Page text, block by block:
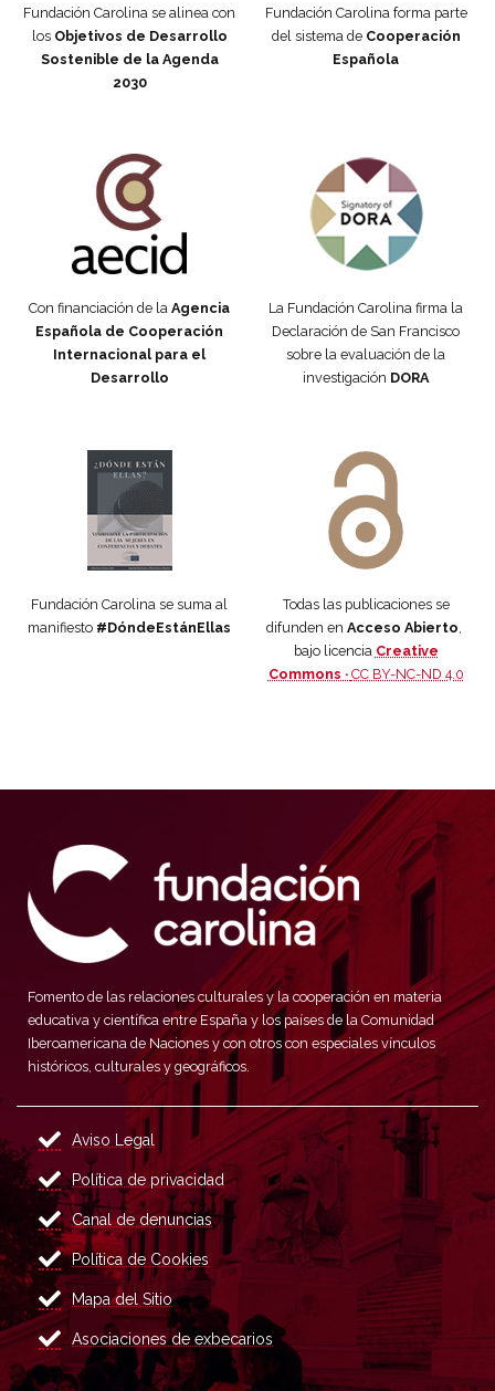
Fundación Carolina se alinea con
los Objetivos de Desarrollo
Sostenible de la Agenda
2030
Fundación Carolina forma parte
del sistema de Cooperación
Española
Con financiación de la Agencia
Española de Cooperación
Internacional para el
Desarrollo
La Fundación Carolina firma la
Declaración de San Francisco
sobre la evaluación de la
investigación DORA
Fundación Carolina se suma al
manifiesto #DóndeEstánEllas
Todas las publicaciones se
difunden en Acceso Abierto
bajo licencia Creative
Commons · CC BY-NC-ND 4.0
Fomento de las relaciones culturales y la cooperación en materia
educativa y científica entre España y los países de la Comunidad
Iberoamericana de Naciones y con otros con especiales vínculos
históricos, culturales y geográficos.
Aviso Legal
Política de privacidad
Canal de denuncias
Política de Cookies
Mapa del Sitio
Asociaciones de exbecarios